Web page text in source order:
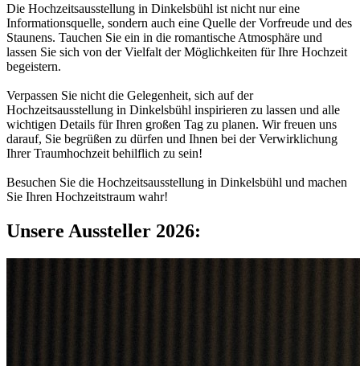
Die Hochzeitsausstellung in Dinkelsbühl ist nicht nur eine
Informationsquelle, sondern auch eine Quelle der Vorfreude und des
Staunens. Tauchen Sie ein in die romantische Atmosphäre und
lassen Sie sich von der Vielfalt der Möglichkeiten für Ihre Hochzeit
begeistern.
Verpassen Sie nicht die Gelegenheit, sich auf der
Hochzeitsausstellung in Dinkelsbühl inspirieren zu lassen und alle
wichtigen Details für Ihren großen Tag zu planen. Wir freuen uns
darauf, Sie begrüßen zu dürfen und Ihnen bei der Verwirklichung
Ihrer Traumhochzeit behilflich zu sein!
Besuchen Sie die Hochzeitsausstellung in Dinkelsbühl und machen
Sie Ihren Hochzeitstraum wahr!
Unsere Aussteller 2026: